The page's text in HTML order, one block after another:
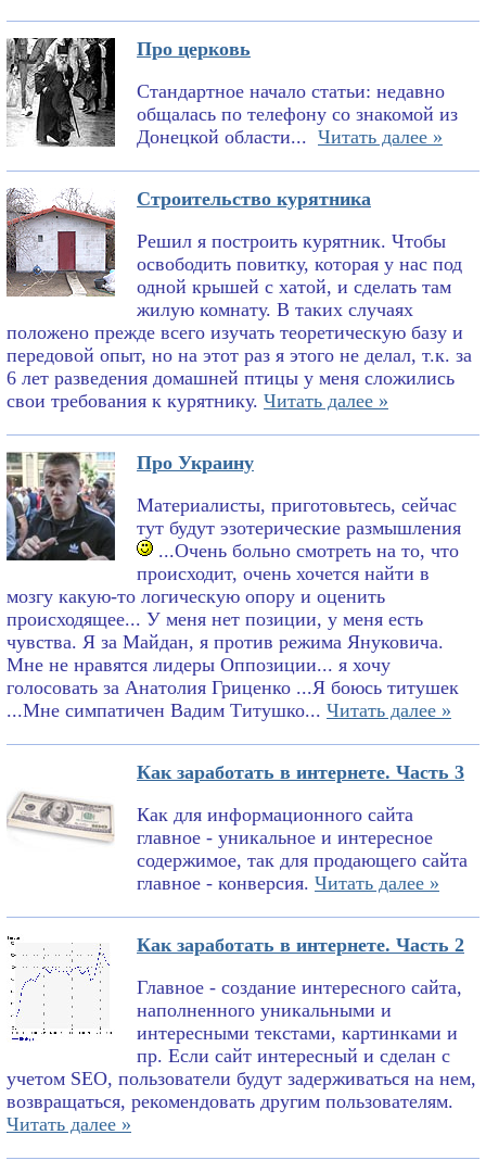
Про церковь
Стандартное начало статьи: недавно
общалась по телефону со знакомой из
Донецкой области... Читать далее »
Строительство курятника
Решил я построить курятник. Чтобы
освободить повитку, которая у нас под
одной крышей с хатой, и сделать там
жилую комнату. В таких случаях
положено прежде всего изучать теоретическую базу и
передовой опыт, но на этот раз я этого не делал, т.к. за
6 лет разведения домашней птицы у меня сложились
свои требования к курятнику. Читать далее »
Про Украину
Материалисты, приготовьтесь, сейчас
тут будут эзотерические размышления
...Очень больно смотреть на то, что
происходит, очень хочется найти в
мозгу какую-то логическую опору и оценить
происходящее... У меня нет позиции, у меня есть
чувства. Я за Майдан, я против режима Януковича.
Мне не нравятся лидеры Оппозиции... я хочу
голосовать за Анатолия Гриценко ...Я боюсь титушек
...Мне симпатичен Вадим Титушко... Читать далее »
Как заработать в интернете. Часть 3
Как для информационного сайта
главное - уникальное и интересное
содержимое, так для продающего сайта
главное - конверсия. Читать далее »
Как заработать в интернете. Часть 2
Главное - создание интересного сайта,
наполненного уникальными и
интересными текстами, картинками и
пр. Если сайт интересный и сделан с
учетом SEO, пользователи будут задерживаться на нем,
возвращаться, рекомендовать другим пользователям.
Читать далее »